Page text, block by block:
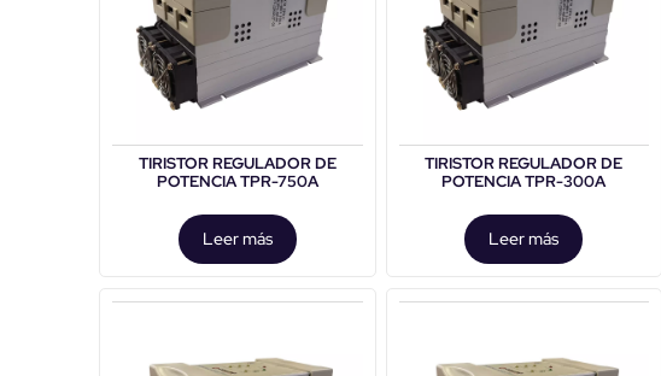
TIRISTOR REGULADOR DE
POTENCIA TPR-750A
Leer más
TIRISTOR REGULADOR DE
POTENCIA TPR-300A
Leer más